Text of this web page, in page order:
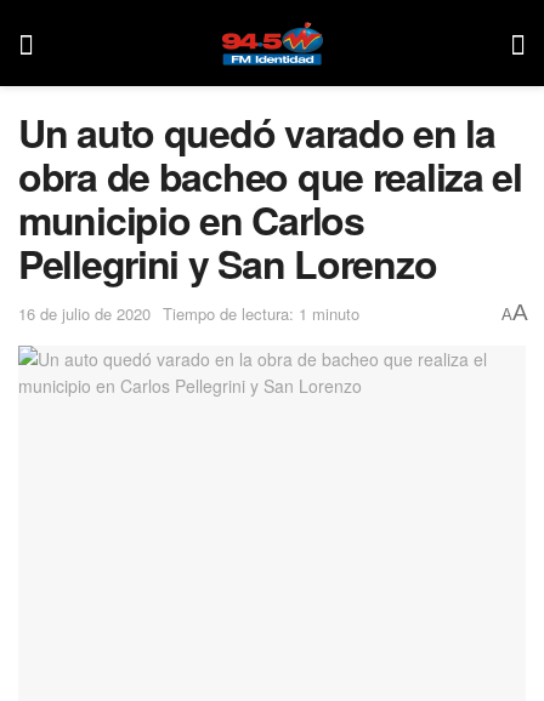
Un auto quedó varado en la
obra de bacheo que realiza el
municipio en Carlos
Pellegrini y San Lorenzo
16 de julio de 2020 Tiempo de lectura: 1 minuto AA